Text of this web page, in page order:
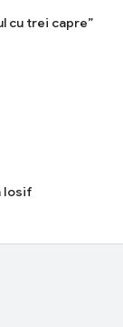
cu trei capre”
Iosif